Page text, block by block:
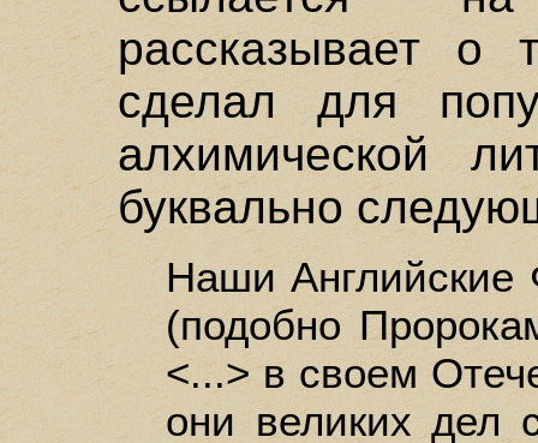
рассказывает о
сделал для
алхимической
буквально
Наши
(подобно
<...> в своем
они великих дел